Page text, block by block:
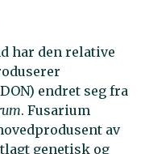
har den relative
endret seg fra
. Fusarium
av
genetisk og